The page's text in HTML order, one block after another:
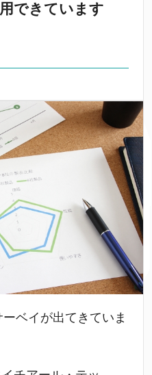
できています
ベイが出てきていま